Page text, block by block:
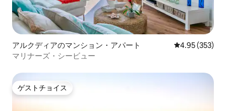
アルクディアのマンション・アパート レビュー353
4.95 (353)
マリナーズ・シービュー
ゲストチョイス
ゲストチョイス